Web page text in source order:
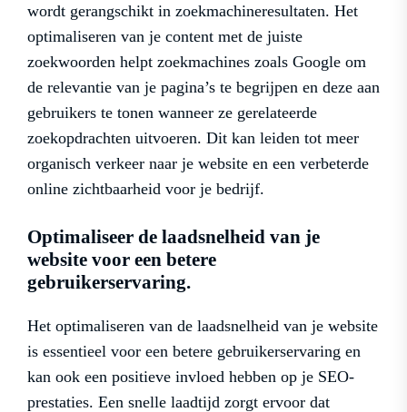
wordt gerangschikt in zoekmachineresultaten. Het
optimaliseren van je content met de juiste
zoekwoorden helpt zoekmachines zoals Google om
de relevantie van je pagina’s te begrijpen en deze aan
gebruikers te tonen wanneer ze gerelateerde
zoekopdrachten uitvoeren. Dit kan leiden tot meer
organisch verkeer naar je website en een verbeterde
online zichtbaarheid voor je bedrijf.
Optimaliseer de laadsnelheid van je
website voor een betere
gebruikerservaring.
Het optimaliseren van de laadsnelheid van je website
is essentieel voor een betere gebruikerservaring en
kan ook een positieve invloed hebben op je SEO-
prestaties. Een snelle laadtijd zorgt ervoor dat